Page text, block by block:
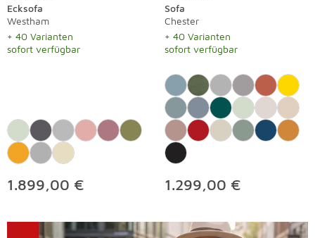
Ecksofa
Westham
+ 40 Varianten
sofort verfügbar
1.899,00 €
Sofa
Chester
+ 40 Varianten
sofort verfügbar
1.299,00 €